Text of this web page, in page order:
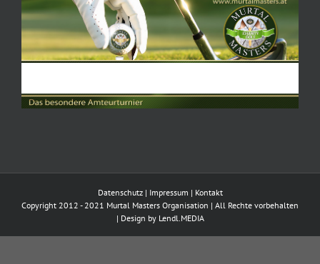
Datenschutz| Impressum | Kontakt
Copyright 2012 - 2021 Murtal Masters Organisation | All Rechte vorbehalten
| Design by Lendl.MEDIA